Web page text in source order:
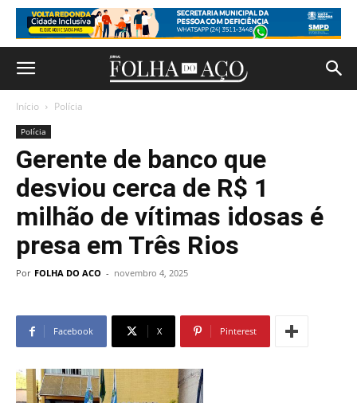
Início Polícia
Polícia
Gerente de banco que
desviou cerca de R$ 1
milhão de vítimas idosas é
presa em Três Rios
Por FOLHA DO ACO - novembro 4, 2025
Facebook X Pinterest